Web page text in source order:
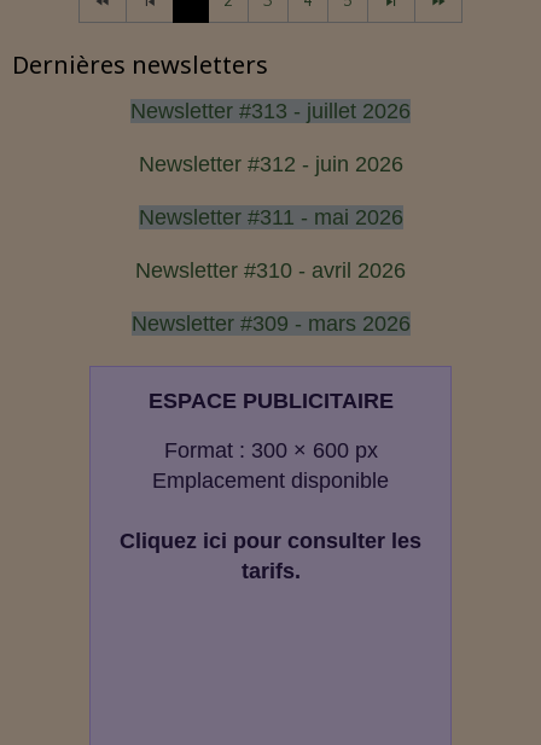
Dernières newsletters
Newsletter #313 - juillet 2026
Newsletter #312 - juin 2026
Newsletter #311 - mai 2026
Newsletter #310 - avril 2026
Newsletter #309 - mars 2026
ESPACE PUBLICITAIRE
Format : 300 × 600 px
Emplacement disponible
Cliquez ici pour consulter les
tarifs.